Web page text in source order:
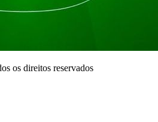
os direitos reservados